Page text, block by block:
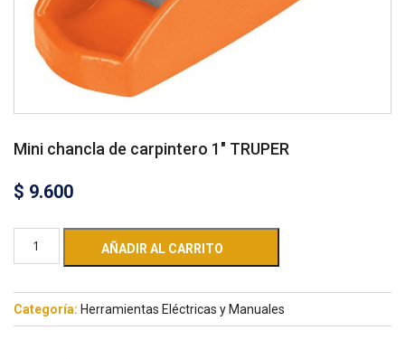
Mini chancla de carpintero 1″ TRUPER
$ 9.600
AÑADIR AL CARRITO
Categoría: Herramientas Eléctricas y Manuales